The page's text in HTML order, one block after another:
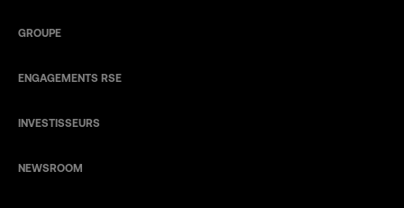
GROUPE
ENGAGEMENTS RSE
INVESTISSEURS
NEWSROOM